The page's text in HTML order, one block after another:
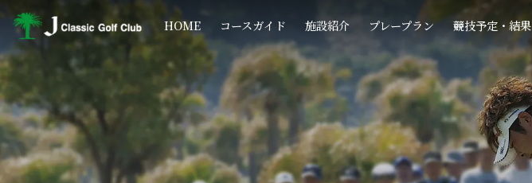
ン
へ
ス
ッ
プ
ー
ョ
ン
移
動
HOME コースガイド 施設紹介 プレープラン 競技予定・結果